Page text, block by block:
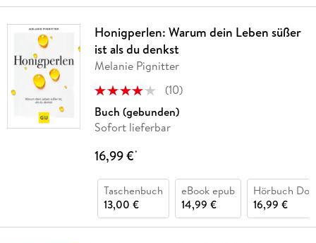
Honigperlen: Warum dein Leben süßer
ist als du denkst
Melanie Pignitter
(10)
Buch (gebunden)
Sofort lieferbar
16,99 €*
Taschenbuch
13,00 €
eBook epub
14,99 €
Hörbuch
16,99 €